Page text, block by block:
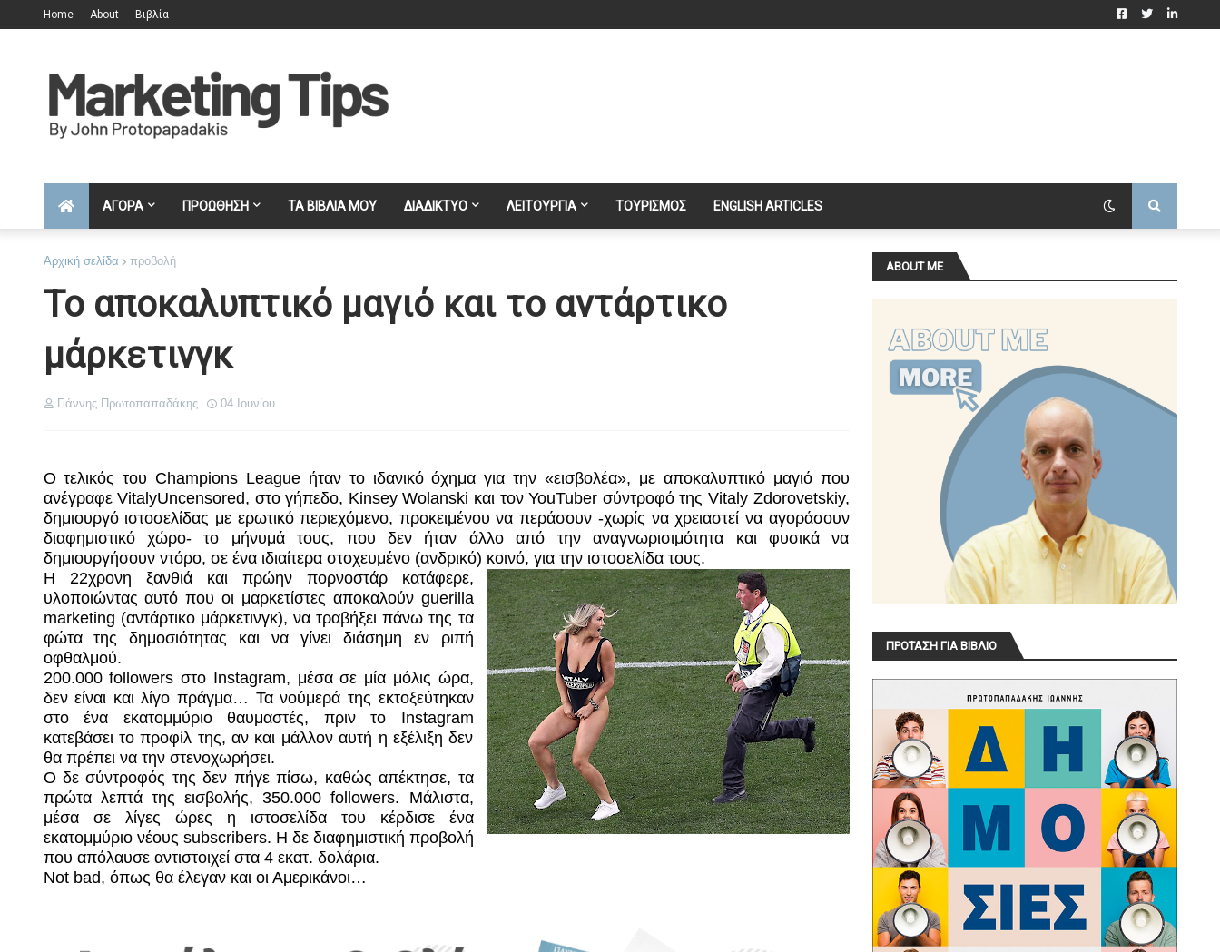
Home About Βιβλία
ΑΓΟΡΑ ΠΡΟΩΘΗΣΗ ΤΑ ΒΙΒΛΙΑ ΜΟΥ ΔΙΑΔΙΚΤΥΟ ΛΕΙΤΟΥΡΓΙΑ ΤΟΥΡΙΣΜΟΣ ENGLISH ARTICLES
Αρχική σελίδα προβολή
Το αποκαλυπτικό μαγιό και το αντάρτικο
μάρκετινγκ
Γιάννης Πρωτοπαπαδάκης 04 Ιουνίου
Ο τελικός του Champions Leagueήταν το ιδανικό όχημα για την «εισβολέα», με αποκαλυπτικό μαγιό που
ανέγραφε VitalyUncensored, στο γήπεδο, Kinsey Wolanski και τονYouTuber σύντροφό της Vitaly Zdorovetskiy,
δημιουργό ιστοσελίδας με ερωτικό περιεχόμενο, προκειμένου να περάσουν -χωρίς να χρειαστεί να αγοράσουν
διαφημιστικό χώρο- το μήνυμά τους, που δεν ήταν άλλο από την αναγνωρισιμότητα και φυσικά να
δημιουργήσουν ντόρο, σε ένα ιδιαίτερα στοχευμένο (ανδρικό) κοινό, για την ιστοσελίδα τους.
Η 22χρονη ξανθιά και πρώην πορνοστάρ κατάφερε,
υλοποιώντας αυτό που οι μαρκετίστες αποκαλούν guerilla
marketing (αντάρτικο μάρκετινγκ), να τραβήξει πάνω της τα
φώτα της δημοσιότητας και να γίνει διάσημη εν ριπή
οφθαλμού.
200.000followers στο Instagram, μέσα σε μία μόλις ώρα,
δεν είναι και λίγο πράγμα… Τα νούμερά της εκτοξεύτηκαν
στο ένα εκατομμύριο θαυμαστές, πριν το Instagram
κατεβάσει το προφίλ της, αν και μάλλον αυτή η εξέλιξη δεν
θα πρέπει να την στενοχωρήσει.
Ο δε σύντροφός της δεν πήγε πίσω, καθώς απέκτησε, τα
πρώτα λεπτά της εισβολής, 350.000followers. Μάλιστα,
μέσα σε λίγες ώρες η ιστοσελίδα του κέρδισε ένα
εκατομμύριο νέους subscribers. Η δε διαφημιστική προβολή
που απόλαυσε αντιστοιχεί στα 4 εκατ. δολάρια.
Not bad, όπως θα έλεγαν και οι Αμερικάνοι…
ABOUT ME
ΠΡΟΤΑΣΗ ΓΙΑ ΒΙΒΛΙΟ